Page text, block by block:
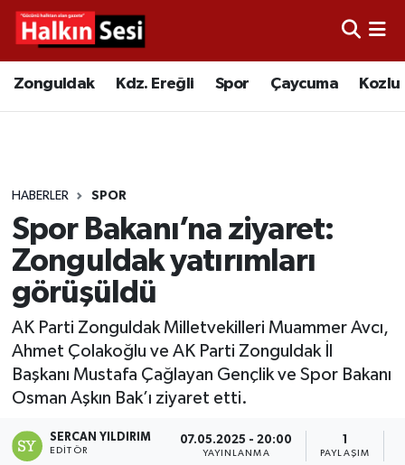
Zonguldak Kdz. Ereğli Spor Çaycuma Kozlu
HABERLER SPOR
Spor Bakanı’na ziyaret:
Zonguldak yatırımları
görüşüldü
AK Parti Zonguldak Milletvekilleri Muammer Avcı,
Ahmet Çolakoğlu ve AK Parti Zonguldak İl
Başkanı Mustafa Çağlayan Gençlik ve Spor Bakanı
Osman Aşkın Bak’ı ziyaret etti.
SERCAN YILDIRIM
EDITÖR
07.05.2025 - 20:00
YAYINLANMA
1
PAYLAŞIM
Video
Çaycuma
Alaplı
Asayiş
Bartın
Karabük
Devrek
Merkez Hava Durumu
Tüm Manşetler
Son Dakika Haberleri
Haber Arşivi